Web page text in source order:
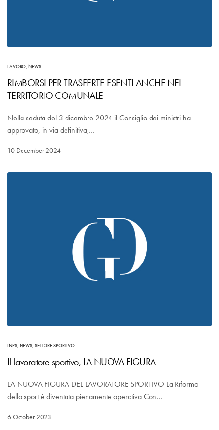
LAVORO, NEWS
RIMBORSI PER TRASFERTE ESENTI ANCHE NEL
TERRITORIO COMUNALE
Nella seduta del 3 dicembre 2024 il Consiglio dei ministri ha
approvato, in via definitiva,…
10 December 2024
INPS, NEWS, SETTORE SPORTIVO
Il lavoratore sportivo, LA NUOVA FIGURA
LA NUOVA FIGURA DEL LAVORATORE SPORTIVO La Riforma
dello sport è diventata pienamente operativa Con…
6 October 2023